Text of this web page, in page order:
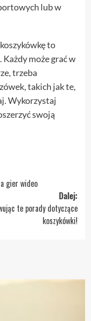
lub w
to
może grać w
trzeba
takich jak te,
Wykorzystaj
swoją
gier wideo
Dalej:
te porady dotyczące
koszykówki!